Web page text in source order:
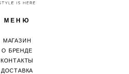
МЕНЮ
МАГАЗИН
О БРЕНДЕ
КОНТАКТЫ
ДОСТАВКА